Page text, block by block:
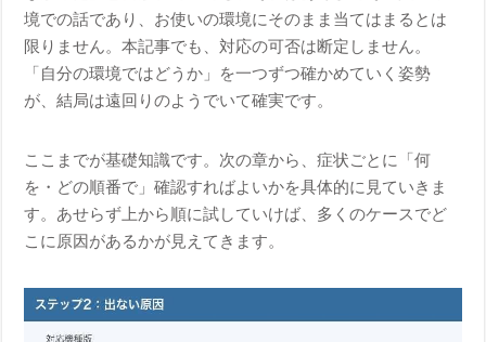
境での話であり、お使いの環境にそのまま当てはまるとは
限りません。本記事でも、対応の可否は断定しません。
「自分の環境ではどうか」を一つずつ確かめていく姿勢
が、結局は遠回りのようでいて確実です。
ここまでが基礎知識です。次の章から、症状ごとに「何
を・どの順番で」確認すればよいかを具体的に見ていきま
す。あせらず上から順に試していけば、多くのケースでど
こに原因があるかが見えてきます。